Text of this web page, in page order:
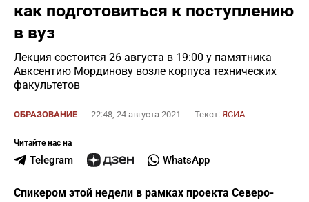
как подготовиться к поступлению
в вуз
Лекция состоится 26 августа в 19:00 у памятника
Авксентию Мординову возле корпуса технических
факультетов
ОБРАЗОВАНИЕ 22:48, 24 августа 2021 Текст: ЯСИА
Читайте нас на
Telegram WhatsApp
Спикером этой недели в рамках проекта Северо-